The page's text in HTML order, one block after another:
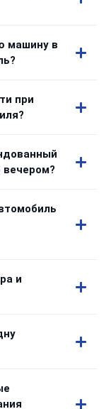
машину в
при
вечером?
и